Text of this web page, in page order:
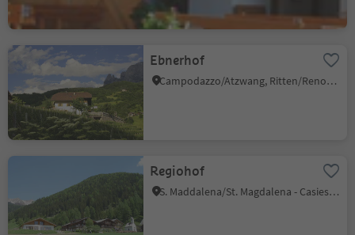
Ebnerhof
Campodazzo/Atzwang, Ritten/Renon, Bolzano/Bozen and environs
Regiohof
S. Maddalena/St. Magdalena - Casies/Gsies, Gsies/Valle di Casies